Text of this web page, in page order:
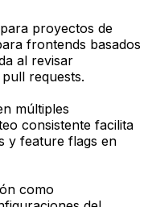
proyectos de
frontends basados
al revisar
requests.
múltiples
consistente facilita
y feature flags en
como